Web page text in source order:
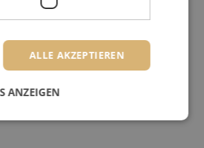
ALLE AKZEPTIEREN
ANZEIGEN